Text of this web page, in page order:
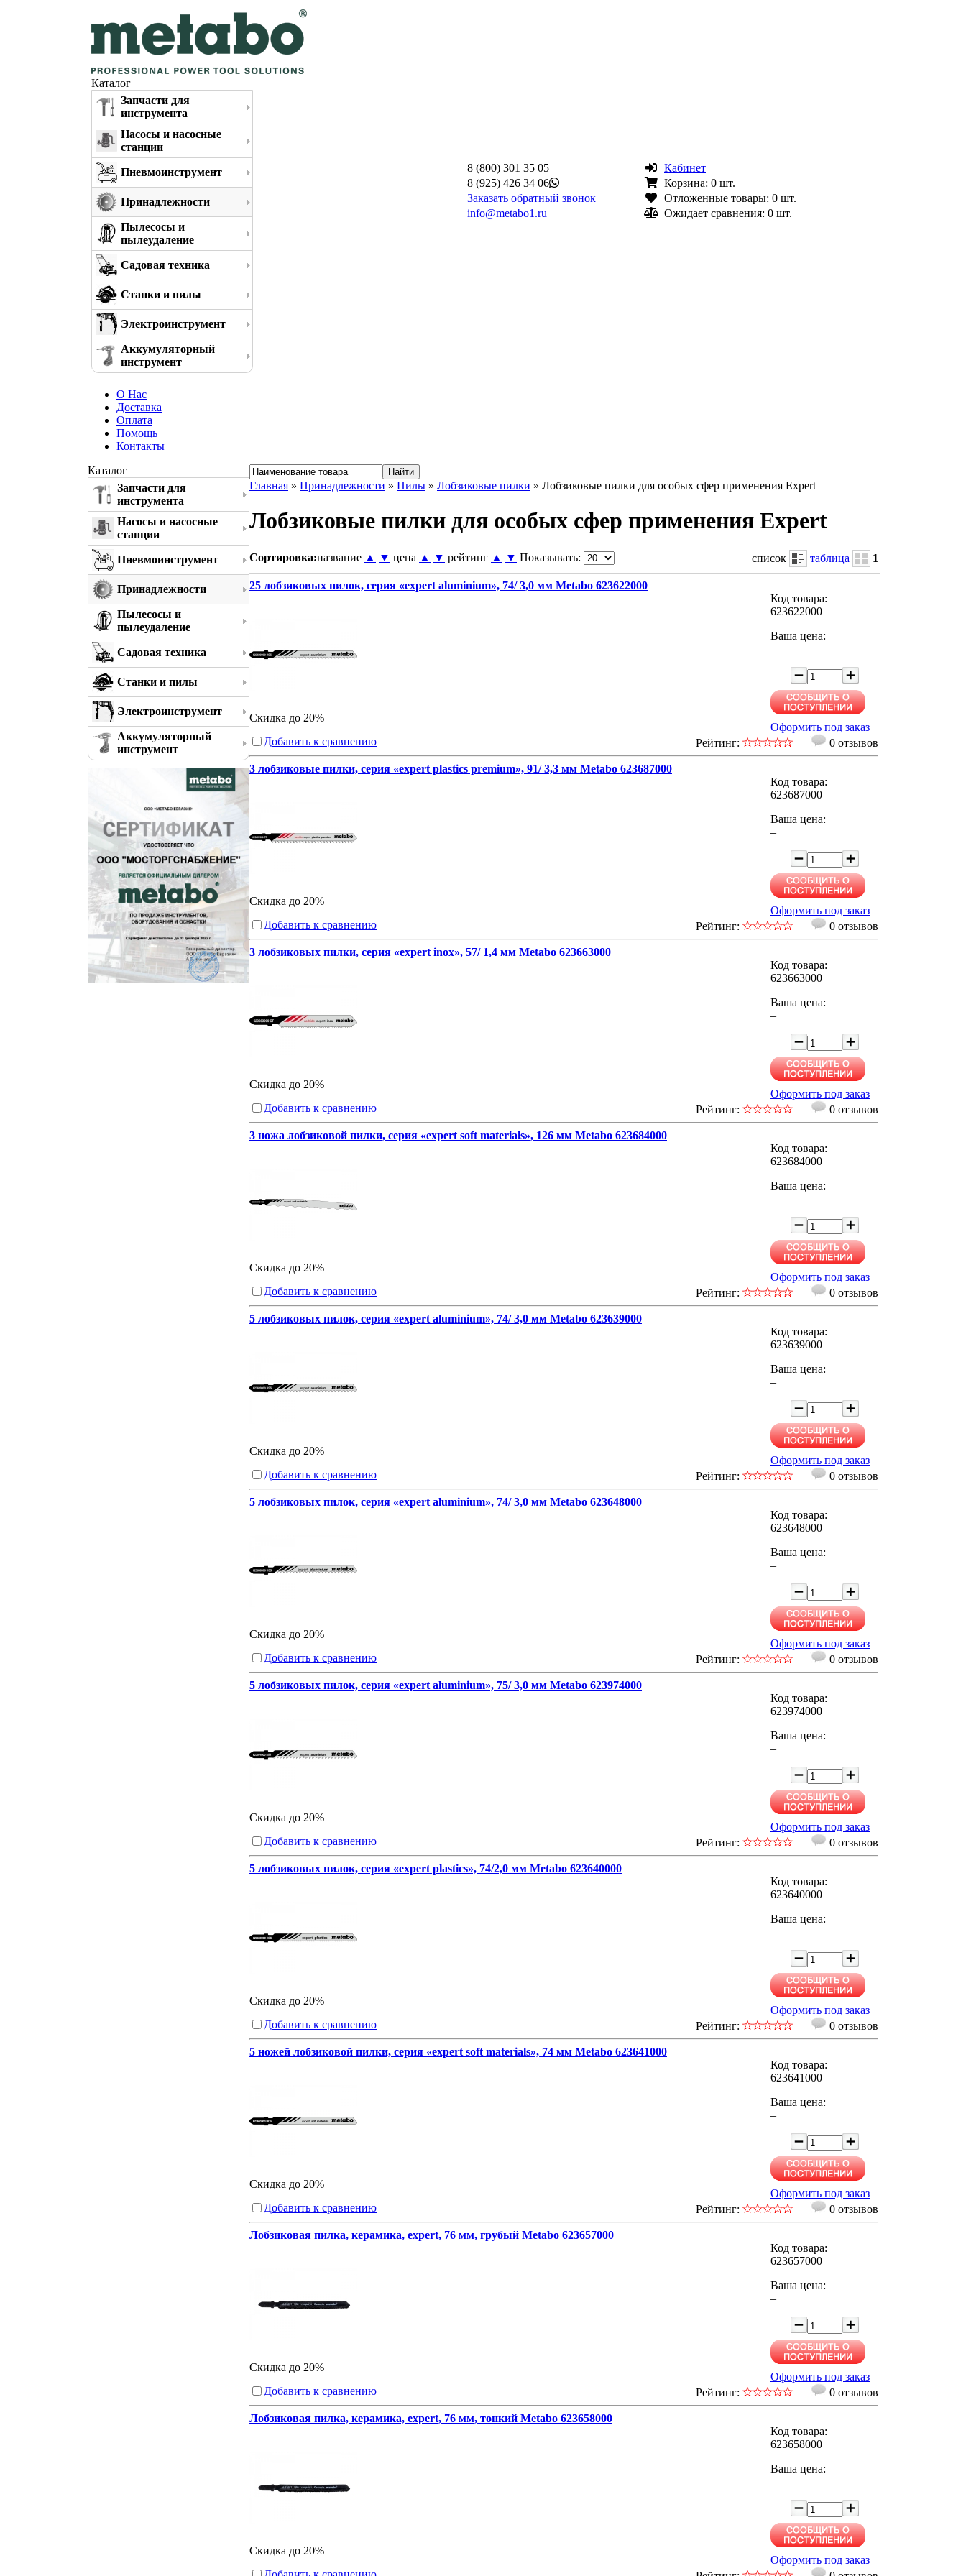
Каталог
Запчасти для
инструмента
Насосы и насосные
станции
Пневмоинструмент
Принадлежности
Пылесосы и
пылеудаление
Садовая техника
Станки и пилы
Электроинструмент
Аккумуляторный
инструмент
8 (800) 301 35 05
8 (925) 426 34 06
Заказать обратный звонок
info@metabo1.ru
Кабинет
Корзина: 0 шт.
Отложенные товары: 0 шт.
Ожидает сравнения: 0 шт.
О Нас
Доставка
Оплата
Помощь
Контакты
Каталог
Запчасти для
инструмента
Насосы и насосные
станции
Пневмоинструмент
Принадлежности
Пылесосы и
пылеудаление
Садовая техника
Станки и пилы
Электроинструмент
Аккумуляторный
инструмент
Главная » Принадлежности » Пилы » Лобзиковые пилки » Лобзиковые пилки для особых сфер применения Expert
Лобзиковые пилки для особых сфер применения Expert
Сортировка:название ▲ ▼ цена ▲ ▼ рейтинг ▲ ▼ Показывать: список таблица 1
25 лобзиковых пилок, серия «expert aluminium», 74/ 3,0 мм Metabo 623622000
Скидка до 20%
Код товара:
623622000
Ваша цена:
–
Оформить под заказ
Добавить к сравнению
Рейтинг: 0 отзывов
3 лобзиковые пилки, серия «expert plastics premium», 91/ 3,3 мм Metabo 623687000
Скидка до 20%
Код товара:
623687000
Ваша цена:
–
Оформить под заказ
Добавить к сравнению
Рейтинг: 0 отзывов
3 лобзиковых пилки, серия «expert inox», 57/ 1,4 мм Metabo 623663000
Скидка до 20%
Код товара:
623663000
Ваша цена:
–
Оформить под заказ
Добавить к сравнению
Рейтинг: 0 отзывов
3 ножа лобзиковой пилки, серия «expert soft materials», 126 мм Metabo 623684000
Скидка до 20%
Код товара:
623684000
Ваша цена:
–
Оформить под заказ
Добавить к сравнению
Рейтинг: 0 отзывов
5 лобзиковых пилок, серия «expert aluminium», 74/ 3,0 мм Metabo 623639000
Скидка до 20%
Код товара:
623639000
Ваша цена:
–
Оформить под заказ
Добавить к сравнению
Рейтинг: 0 отзывов
5 лобзиковых пилок, серия «expert aluminium», 74/ 3,0 мм Metabo 623648000
Скидка до 20%
Код товара:
623648000
Ваша цена:
–
Оформить под заказ
Добавить к сравнению
Рейтинг: 0 отзывов
5 лобзиковых пилок, серия «expert aluminium», 75/ 3,0 мм Metabo 623974000
Скидка до 20%
Код товара:
623974000
Ваша цена:
–
Оформить под заказ
Добавить к сравнению
Рейтинг: 0 отзывов
5 лобзиковых пилок, серия «expert plastics», 74/2,0 мм Metabo 623640000
Скидка до 20%
Код товара:
623640000
Ваша цена:
–
Оформить под заказ
Добавить к сравнению
Рейтинг: 0 отзывов
5 ножей лобзиковой пилки, серия «expert soft materials», 74 мм Metabo 623641000
Скидка до 20%
Код товара:
623641000
Ваша цена:
–
Оформить под заказ
Добавить к сравнению
Рейтинг: 0 отзывов
Лобзиковая пилка, керамика, expert, 76 мм, грубый Metabo 623657000
Скидка до 20%
Код товара:
623657000
Ваша цена:
–
Оформить под заказ
Добавить к сравнению
Рейтинг: 0 отзывов
Лобзиковая пилка, керамика, expert, 76 мм, тонкий Metabo 623658000
Скидка до 20%
Код товара:
623658000
Ваша цена:
–
Оформить под заказ